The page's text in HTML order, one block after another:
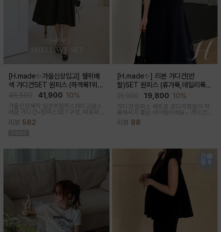
[H.made✨가을신상입고] 쉘위배
색 가디건SET 원피스 (하객룩1위/
고급미/가디건SET/임산부,출산후,
누구나예쁜핏)
41,900 10%
가을신상제작,임산부원피스1위! 고급스
러운 가디건+원피스SET구성, 따로따
리뷰 582
[H.made✨] 리본 가디건(반
팔)SET 원피스 (휴가룩,데일리룩/
체형완벽커버/임산부,출산후 누구나
OK)
19,800 10%
가디건 원피스 세트로 코디걱정없이 착
용하시기 좋은 아이템이에요~ 가디건
배색라인과 리본매듭으로 포인트를 줘
꾸안꾸룩으로 활용하기 좋아요
리뷰 88